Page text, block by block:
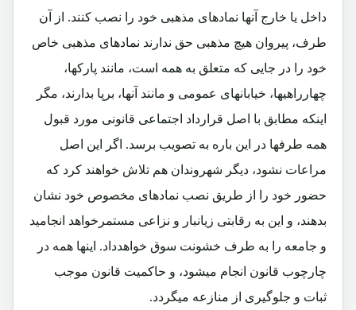
داخل یا خارج آنها نمادهای مذهبی خود را نصب کنند. از آن
طرف، پیروان هیچ مذهبی حق ندارند نمادهای مذهبی خاص
خود را در جایی که متعلق به همه است، مانند پارکها،
چهارراهیها، خیابانهای عمومی و مانند آنها، برپا بدارند، مگر
اینکه مطابق با اصل قرارداد اجتماعی قانونی مورد قبول
همه طرفها در این باره به تصویب برسد. اگر این اصل
مراعات نشود، دیگر شهروندان هم تلاش خواهند کرد که
حضور خود را از طریق نصب نمادهای مخصوص خود نشان
بدهند، و این به رقابتی زیانبار و نزاعی مستمرخواهد انجامید
و جامعه را به طرف خشونت سوق خواهدداد. اینها همه در
چارچوب قانون انجام میشود، و حاکمیت قانون موجب
ثبات و جلوگیری از منازعه میگردد.